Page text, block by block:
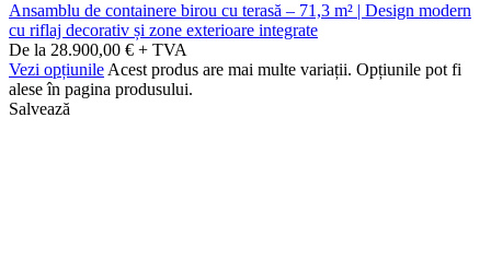
Ansamblu de containere birou cu terasă – 71,3 m² | Design modern
cu riflaj decorativ și zone exterioare integrate
De la 28.900,00 € + TVA
Vezi opțiunile Acest produs are mai multe variații. Opțiunile pot fi
alese în pagina produsului.
Salvează